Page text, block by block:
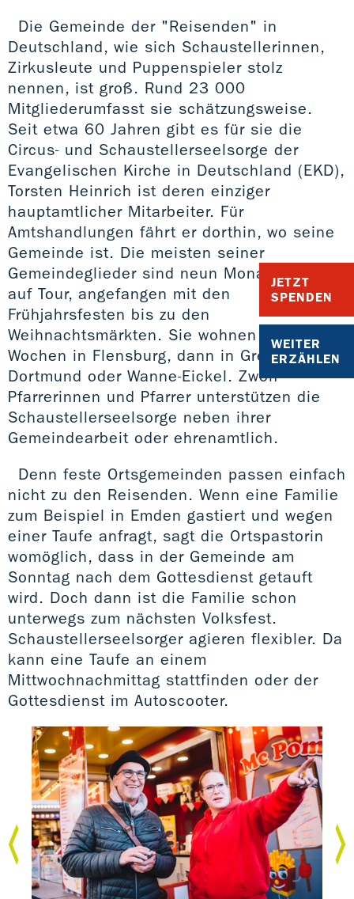
JETZT
SPENDEN
WEITER
ERZÄHLEN
Die Gemeinde der "Reisenden" in
Deutschland, wie sich Schaustellerinnen,
Zirkusleute und Puppenspieler stolz
nennen, ist groß. Rund 23 000
Mitgliederumfasst sie schätzungsweise.
Seit etwa 60 Jahren gibt es für sie die
Circus- und Schaustellerseelsorge der
Evangelischen Kirche in Deutschland (EKD),
Torsten Heinrich ist deren einziger
hauptamtlicher Mitarbeiter. Für
Amtshandlungen fährt er dorthin, wo seine
Gemeinde ist. Die meisten seiner
Gemeindeglieder sind neun Monate im Jahr
auf Tour, angefangen mit den
Frühjahrsfesten bis zu den
Weihnachtsmärkten. Sie wohnen ein paar
Wochen in Flensburg, dann in Greifswald,
Dortmund oder Wanne-Eickel. Zwölf
Pfarrerinnen und Pfarrer unterstützen die
Schaustellerseelsorge neben ihrer
Gemeindearbeit oder ehrenamtlich.
Denn feste Ortsgemeinden passen einfach
nicht zu den Reisenden. Wenn eine Familie
zum Beispiel in Emden gastiert und wegen
einer Taufe anfragt, sagt die Ortspastorin
womöglich, dass in der Gemeinde am
Sonntag nach dem Gottesdienst getauft
wird. Doch dann ist die Familie schon
unterwegs zum nächsten Volksfest.
Schaustellerseelsorger agieren flexibler. Da
kann eine Taufe an einem
Mittwochnachmittag stattfinden oder der
Gottesdienst im Autoscooter.